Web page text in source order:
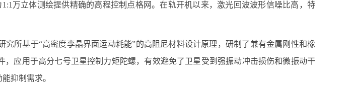
1:1 万立体测绘提供精确的高程控制点格网。在轨开机以来，激光回波波形信噪比高，特
究所基于“高密度孪晶界面运动耗能”的高阻尼材料设计原理，研制了兼有金属刚性和橡
，应用于高分七号卫星控制力矩陀螺，有效避免了卫星受到强振动冲击损伤和微振动干
抑制需求。